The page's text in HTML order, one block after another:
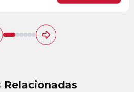
Relacionadas